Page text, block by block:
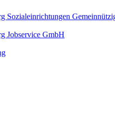
Sozialeinrichtungen
Jobservice GmbH